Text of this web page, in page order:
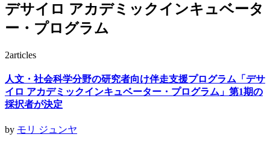
デサイロ アカデミックインキュベータ
ー・プログラム
2articles
人文・社会科学分野の研究者向け伴走支援プログラム「デサ
イロ アカデミックインキュベーター・プログラム」第1期の
採択者が決定
by モリ ジュンヤ